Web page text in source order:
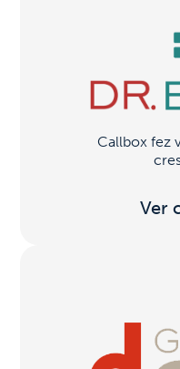
Callbox fez
Ver